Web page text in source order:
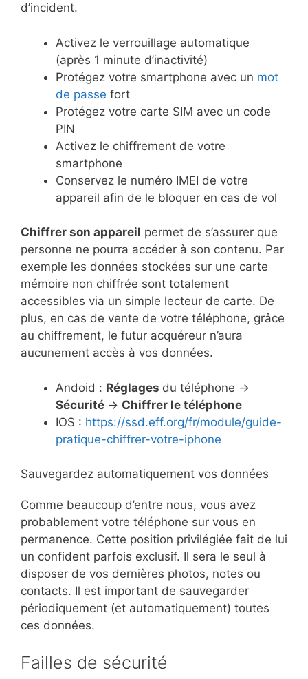
d’incident.
Activez le verrouillage automatique
(après 1 minute d’inactivité)
Protégez votre smartphone avec un mot
de passe fort
Protégez votre carte SIM avec un code
PIN
Activez le chiffrement de votre
smartphone
Conservez le numéro IMEI de votre
appareil afin de le bloquer en cas de vol
Chiffrer son appareil permet de s’assurer que
personne ne pourra accéder à son contenu. Par
exemple les données stockées sur une carte
mémoire non chiffrée sont totalement
accessibles via un simple lecteur de carte. De
plus, en cas de vente de votre téléphone, grâce
au chiffrement, le futur acquéreur n’aura
aucunement accès à vos données.
Andoid : Réglages du téléphone ->
Sécurité -> Chiffrer le téléphone
IOS : https://ssd.eff.org/fr/module/guide-
pratique-chiffrer-votre-iphone
Sauvegardez automatiquement vos données
Comme beaucoup d’entre nous, vous avez
probablement votre téléphone sur vous en
permanence. Cette position privilégiée fait de lui
un confident parfois exclusif. Il sera le seul à
disposer de vos dernières photos, notes ou
contacts. Il est important de sauvegarder
périodiquement (et automatiquement) toutes
ces données.
Failles de sécurité